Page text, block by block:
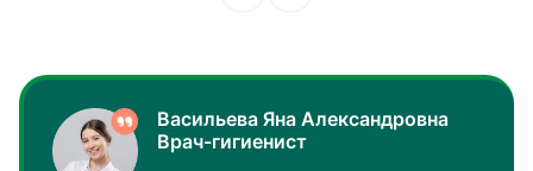
Васильева Яна Александровна
Врач-гигиенист